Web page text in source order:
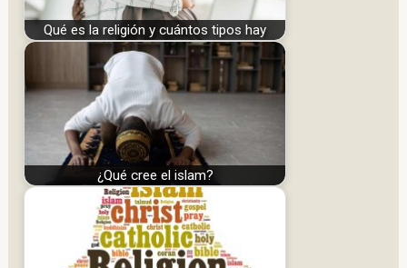
Qué es la religión y cuántos tipos hay
¿Qué cree el islam?